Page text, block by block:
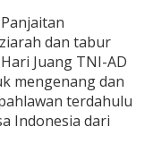
dan tabur
Juang TNI-AD
mengenang dan
terdahulu
Indonesia dari